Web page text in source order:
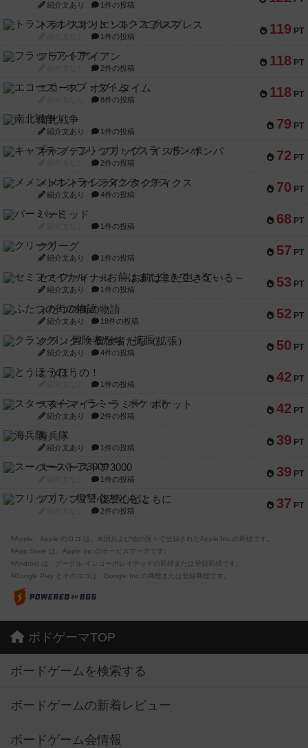
紹介文あり 1件の投稿
119 PT
トランスオリエント・エクスプレス
1件の投稿
118 PT
フラットアイアン
2件の投稿
118 PT
エコーズ・オブ・タイム
8件の投稿
79 PT
南北戦争
紹介文あり 1件の投稿
72 PT
キャプテン・フリップ：イスラ・ボンバ
2件の投稿
70 PT
メメントオンラインタクティクス
紹介文あり 4件の投稿
68 PT
パーミッド
1件の投稿
57 PT
クリーグ
紹介文あり 1件の投稿
53 PT
セミファイナル ～お前はまだ生きている～
紹介文あり 1件の投稿
52 PT
ふたつの街の物語
紹介文あり 18件の投稿
50 PT
クランク! ：冒険者たち（拡張）
紹介文あり 4件の投稿
42 PT
とうほうの！
1件の投稿
42 PT
スターマイン・ラミー ポケット
紹介文あり 2件の投稿
39 PT
海兵隊
紹介文あり 1件の投稿
39 PT
スーパーストア3000
1件の投稿
37 PT
フリップ７：復讐心とともに
2件の投稿
※Apple、Apple のロゴ は、米国および他の国々で登録されたApple Inc.の商標です。
※App Store は、Apple Inc.のサービスマークです。
※Android は、グーグル インコーポレイテッドの商標または登録商標です。
※Google Play とそのロゴは、Google Inc.の商標または登録商標です。
ボドゲーマTOP
ボードゲームを検索する
ボードゲームの新着レビュー
ボードゲーム会情報